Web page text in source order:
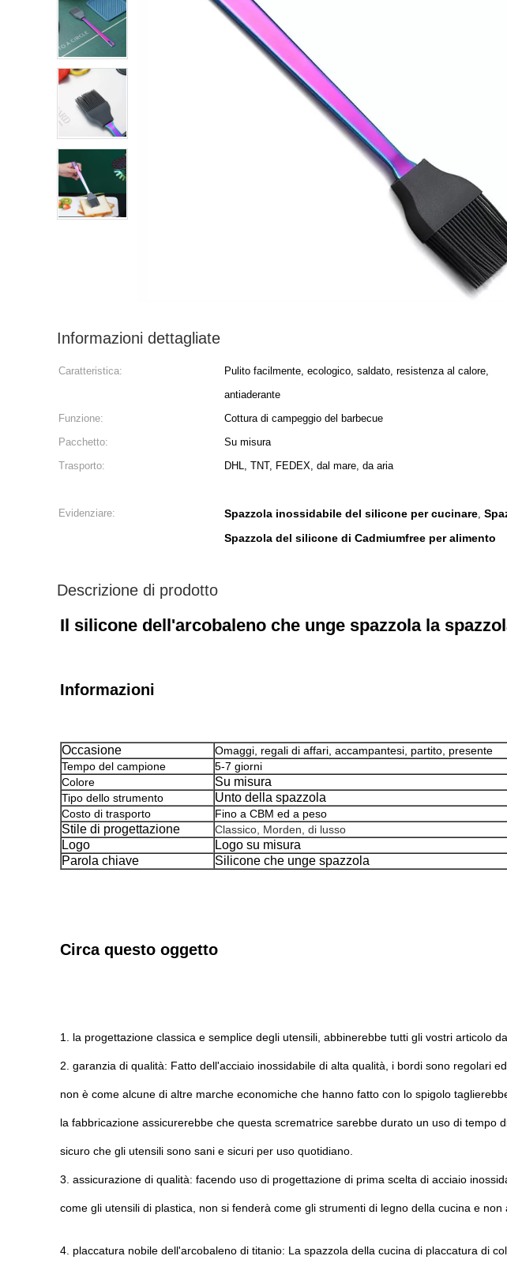
Informazioni dettagliate
Caratteristica:
Pulito facilmente, ecologico, saldato, resistenza al calore,
antiaderante
Funzione: Cottura di campeggio del barbecue
Pacchetto:
Su misura
Trasporto:
DHL, TNT, FEDEX, dal mare, da aria
Evidenziare:
Spazzola inossidabile del silicone per cucinare,
Spazzola del silicone di Cadmiumfree per alimento
Descrizione di prodotto
Il silicone dell'arcobaleno che unge spazzola la
Informazioni
Occasione
Omaggi, regali di affari, accampantesi, partito, presente
Tempo del campione
5-7 giorni
Colore
Su misura
Tipo dello strumento Unto della spazzola
Costo di trasporto Fino a CBM ed a peso
Stile di progettazione Classico, Morden, di lusso
Logo
Logo su misura
Parola chiave
Silicone che unge spazzola
Circa questo oggetto
1. la progettazione classica e semplice degli utensili, abbinerebbe tutti gli vostri articolo
2. garanzia di qualità: Fatto dell'acciaio inossidabile di alta qualità, i bordi sono regolari
non è come alcune di altre marche economiche che hanno fatto con lo spigolo
la fabbricazione assicurerebbe che questa scrematrice sarebbe durato un uso di tempo
sicuro che gli utensili sono sani e sicuri per uso quotidiano.
3. assicurazione di qualità: facendo uso di progettazione di prima scelta di acciaio
come gli utensili di plastica, non si fenderà come gli strumenti di legno della cucina e
4. placcatura nobile dell'arcobaleno di titanio: La spazzola della cucina di placcatura di